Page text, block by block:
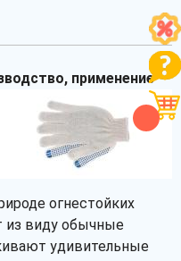
применение
огнестойких
из виду обычные
удивительные